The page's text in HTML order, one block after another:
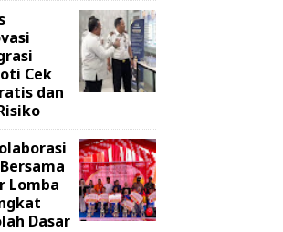
Cek
dan
Lomba
Dasar